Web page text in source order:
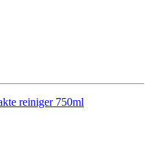
reiniger 750ml